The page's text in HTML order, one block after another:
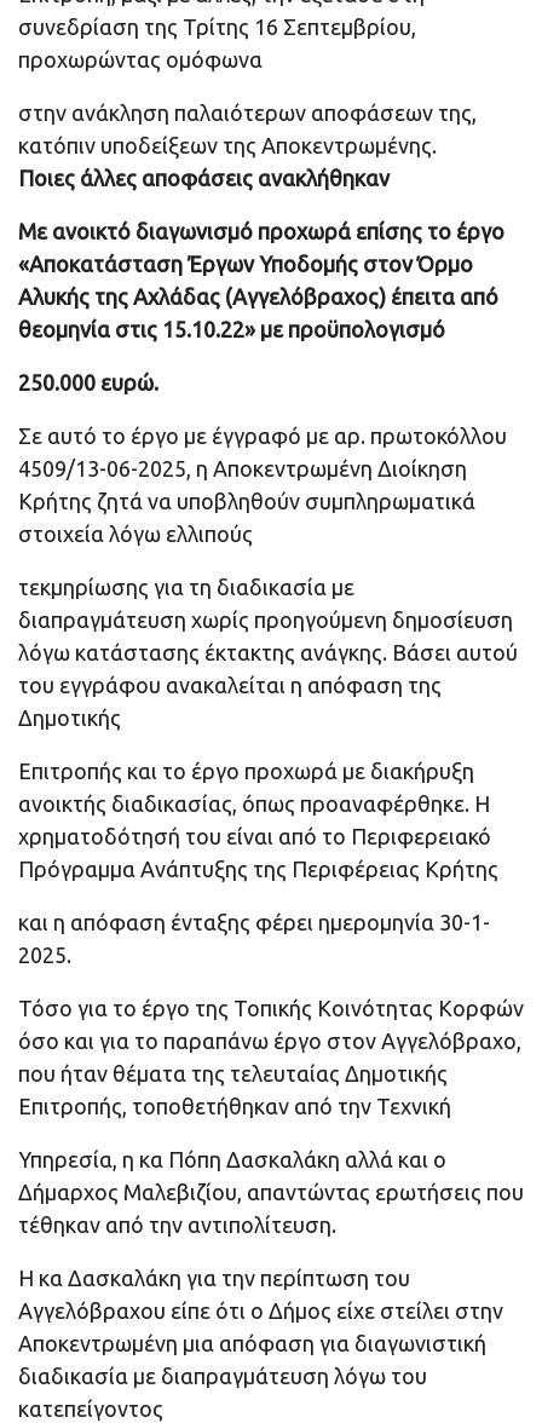
συνεδρίαση της Τρίτης 16 Σεπτεμβρίου,
προχωρώντας ομόφωνα
στην ανάκληση παλαιότερων αποφάσεων της,
κατόπιν υποδείξεων της Αποκεντρωμένης.
Ποιες άλλες αποφάσεις ανακλήθηκαν
Με ανοικτό διαγωνισμό προχωρά επίσης το έργο
«Αποκατάσταση Έργων Υποδομής στον Όρμο
Αλυκής της Αχλάδας (Αγγελόβραχος) έπειτα από
θεομηνία στις 15.10.22» με προϋπολογισμό
250.000 ευρώ.
Σε αυτό το έργο με έγγραφό με αρ. πρωτοκόλλου
4509/13-06-2025, η Αποκεντρωμένη Διοίκηση
Κρήτης ζητά να υποβληθούν συμπληρωματικά
στοιχεία λόγω ελλιπούς
τεκμηρίωσης για τη διαδικασία με
διαπραγμάτευση χωρίς προηγούμενη δημοσίευση
λόγω κατάστασης έκτακτης ανάγκης. Βάσει αυτού
του εγγράφου ανακαλείται η απόφαση της
Δημοτικής
Επιτροπής και το έργο προχωρά με διακήρυξη
ανοικτής διαδικασίας, όπως προαναφέρθηκε. Η
χρηματοδότησή του είναι από το Περιφερειακό
Πρόγραμμα Ανάπτυξης της Περιφέρειας Κρήτης
και η απόφαση ένταξης φέρει ημερομηνία 30-1-
2025.
Τόσο για το έργο της Τοπικής Κοινότητας Κορφών
όσο και για το παραπάνω έργο στον Αγγελόβραχο,
που ήταν θέματα της τελευταίας Δημοτικής
Επιτροπής, τοποθετήθηκαν από την Τεχνική
Υπηρεσία, η κα Πόπη Δασκαλάκη αλλά και ο
Δήμαρχος Μαλεβιζίου, απαντώντας ερωτήσεις που
τέθηκαν από την αντιπολίτευση.
Η κα Δασκαλάκη για την περίπτωση του
Αγγελόβραχου είπε ότι ο Δήμος είχε στείλει στην
Αποκεντρωμένη μια απόφαση για διαγωνιστική
διαδικασία με διαπραγμάτευση λόγω του
κατεπείγοντος